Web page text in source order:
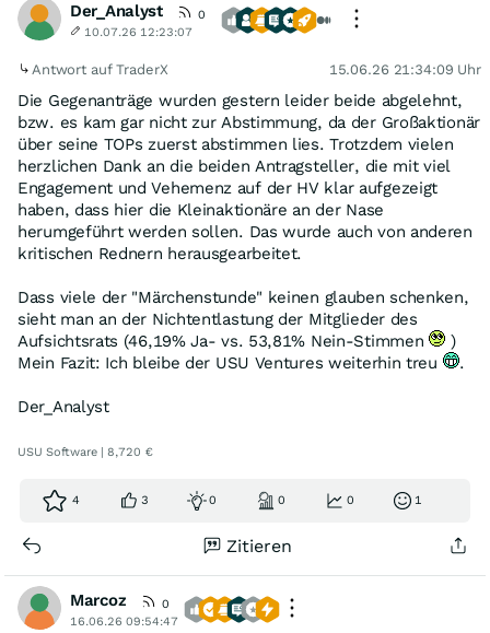
Der_Analyst
0
10.07.26 12:23:07
Antwort auf TraderX 15.06.26 21:34:09 Uhr
Die Gegenanträge wurden gestern leider beide abgelehnt,
bzw. es kam gar nicht zur Abstimmung, da der Großaktionär
über seine TOPs zuerst abstimmen lies. Trotzdem vielen
herzlichen Dank an die beiden Antragsteller, die mit viel
Engagement und Vehemenz auf der HV klar aufgezeigt
haben, dass hier die Kleinaktionäre an der Nase
herumgeführt werden sollen. Das wurde auch von anderen
kritischen Rednern herausgearbeitet.
Dass viele der "Märchenstunde" keinen glauben schenken,
sieht man an der Nichtentlastung der Mitglieder des
Aufsichtsrats (46,19% Ja- vs. 53,81% Nein-Stimmen
)
Mein Fazit: Ich bleibe der USU Ventures weiterhin treu
.
Der_Analyst
USU Software | 8,720 €
4 3 0 0 0 1
Zitieren
Marcoz
0
16.06.26 09:54:47